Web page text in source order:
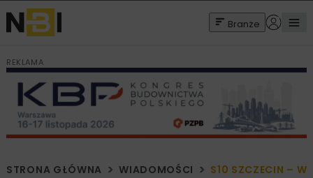
Branże
REKLAMA
STRONA GŁÓWNA WIADOMOŚCI S10 SZCZECIN –